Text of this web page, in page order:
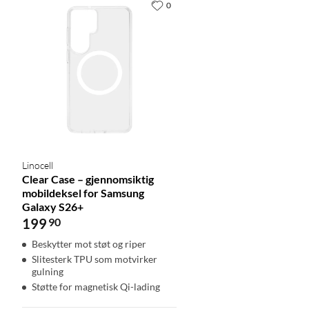
OS: One UI 8,5 / Android 16
Obs! Strømadapter følger ikke med og må kjøpes separat.
Linocell
Clear Case – gjennomsiktig
mobildeksel for Samsung
Galaxy S26+
199 90
Beskytter mot støt og riper
Slitesterk TPU som motvirker
gulning
Støtte for magnetisk Qi-lading
0